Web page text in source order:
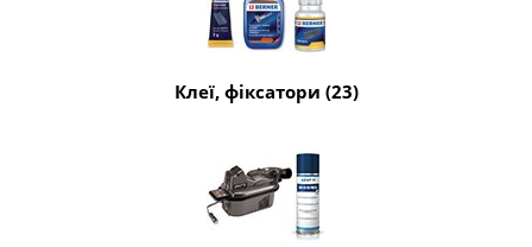
Клеї, фіксатори (23)